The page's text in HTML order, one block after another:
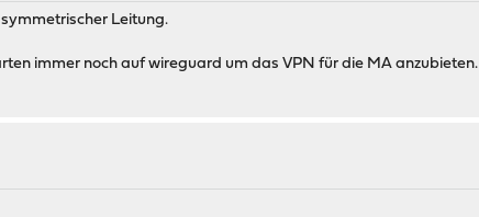
Leitung.
immer noch auf wireguard um das VPN für die MA anzubieten.